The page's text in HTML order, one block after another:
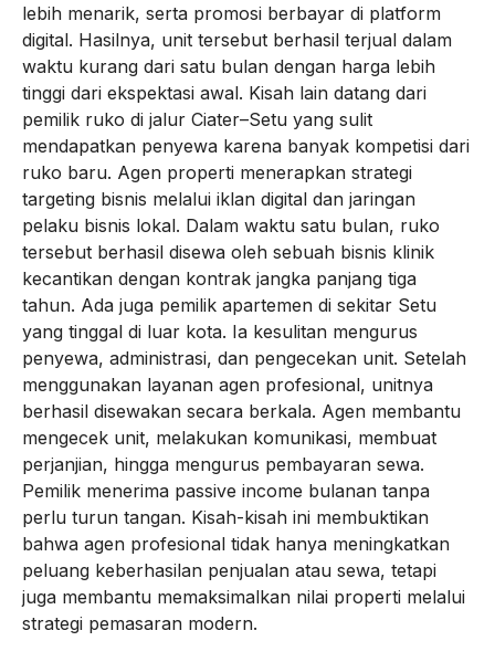
lebih menarik, serta promosi berbayar di platform
digital. Hasilnya, unit tersebut berhasil terjual dalam
waktu kurang dari satu bulan dengan harga lebih
tinggi dari ekspektasi awal. Kisah lain datang dari
pemilik ruko di jalur Ciater–Setu yang sulit
mendapatkan penyewa karena banyak kompetisi dari
ruko baru. Agen properti menerapkan strategi
targeting bisnis melalui iklan digital dan jaringan
pelaku bisnis lokal. Dalam waktu satu bulan, ruko
tersebut berhasil disewa oleh sebuah bisnis klinik
kecantikan dengan kontrak jangka panjang tiga
tahun. Ada juga pemilik apartemen di sekitar Setu
yang tinggal di luar kota. Ia kesulitan mengurus
penyewa, administrasi, dan pengecekan unit. Setelah
menggunakan layanan agen profesional, unitnya
berhasil disewakan secara berkala. Agen membantu
mengecek unit, melakukan komunikasi, membuat
perjanjian, hingga mengurus pembayaran sewa.
Pemilik menerima passive income bulanan tanpa
perlu turun tangan. Kisah-kisah ini membuktikan
bahwa agen profesional tidak hanya meningkatkan
peluang keberhasilan penjualan atau sewa, tetapi
juga membantu memaksimalkan nilai properti melalui
strategi pemasaran modern.